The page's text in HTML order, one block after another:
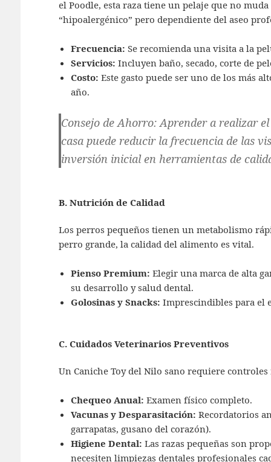
el Poodle, esta raza tiene un pelaje que no
“hipoalergénico” pero dependiente del aseo
Frecuencia: Se recomienda una visita a la
Servicios: Incluyen baño, secado, corte de
Costo: Este gasto puede ser uno de los más
año.
Consejo de Ahorro:Aprender a realizar
casa puede reducir la frecuencia de las
inversión inicial en herramientas de
B. Nutrición de Calidad
Los perros pequeños tienen un metabolismo
perro grande, la calidad del alimento es vital.
Pienso Premium: Elegir una marca de alta
su desarrollo y salud dental.
Golosinas y Snacks: Imprescindibles para el
C. Cuidados Veterinarios Preventivos
Un Caniche Toy del Nilo sano requiere controles
Chequeo Anual: Examen físico completo.
Vacunas y Desparasitación: Recordatorios
garrapatas, gusano del corazón).
Higiene Dental: Las razas pequeñas son
necesiten limpiezas dentales profesionales